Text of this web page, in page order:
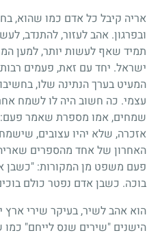
אריה קיבל כל אדם כמו שהוא,
ובפרגון. אהב לעזור, להתנדב,
תמיד שאף לעשות יותר, למען
ישראל. יחד עם זאת, פעמים
המעיט בערך הנתינה שלו,
עצמי. כה חשוב היה לו לשמח
שמחים, אמו מספרת שאמר פעם:
אזכרה, שלא יהיו עצובים,
האחרון של אחד מהספרים
פעם משפט מן המקורות: "כשבן
בוכה. כשבן אדם נפטר כולם
הוא אהב לשיר, בעיקר שירי ארץ
הישנים "שירים שנס לייחם"